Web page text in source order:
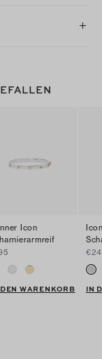
Icon
WARENKORB IN